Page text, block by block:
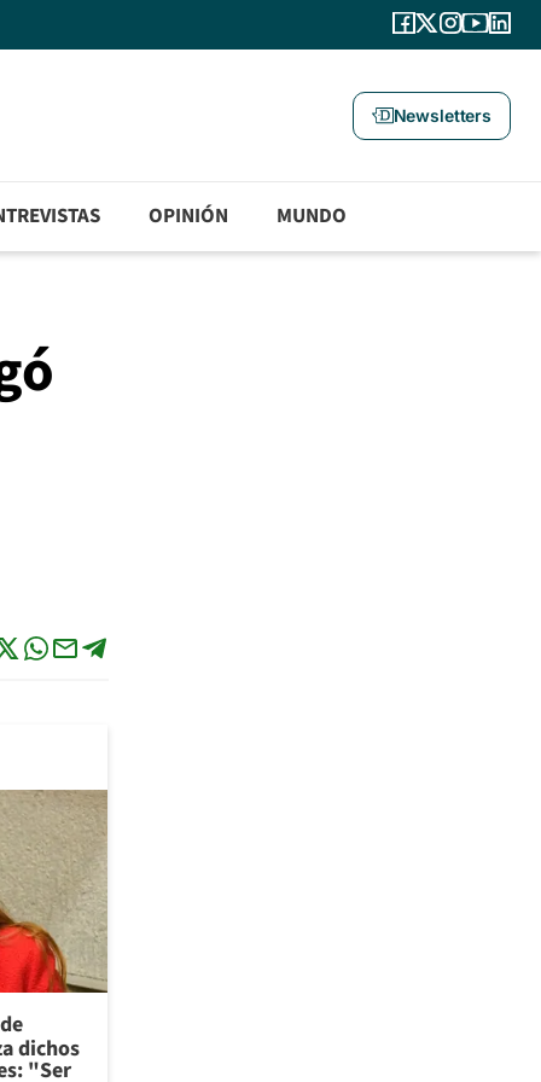
Newsletters
OPINIÓN MUNDO
dichos
"Ser